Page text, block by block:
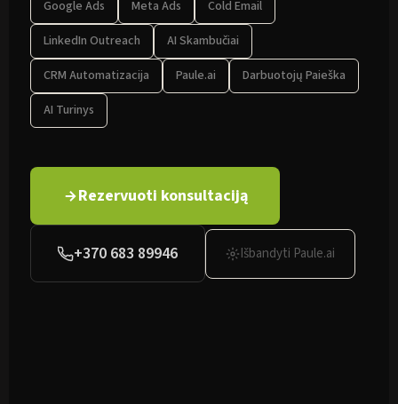
Google Ads
Meta Ads
Cold Email
LinkedIn Outreach
AI Skambučiai
CRM Automatizacija
Paule.ai
Darbuotojų Paieška
AI Turinys
Rezervuoti konsultaciją
+370 683 89946 Išbandyti Paule.ai